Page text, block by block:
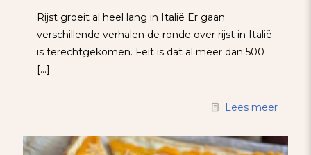
Rijst groeit al heel lang in Italië Er gaan
verschillende verhalen de ronde over rijst in Italië
is terechtgekomen. Feit is dat al meer dan 500
[…]
Lees meer